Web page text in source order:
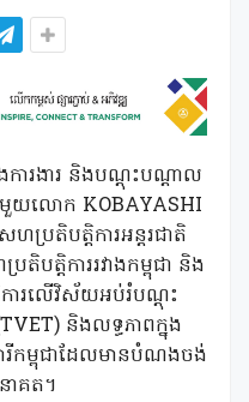
ការងារ និងបណ្ដុះបណ្ដាល
ជាមួយលោក KOBAYASHI
ប្រតិបត្តិការអន្តរជាតិ
បត្តិការរវាងកម្ពុជា និង
ារលើវិស័យអប់រំបណ្ដុះ
និងលទ្ធភាពក្នុង
រីកម្ពុជាដែលមានបំណងចង់
ាគត។